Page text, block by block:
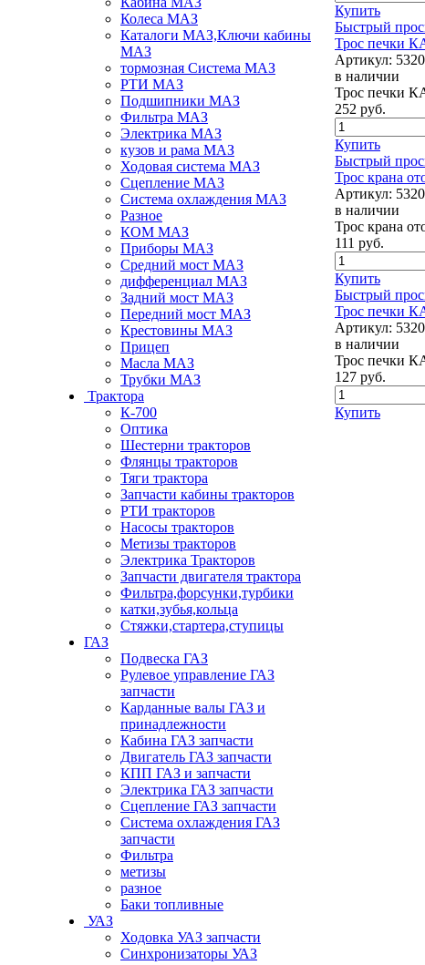
Колеса МАЗ
Каталоги МАЗ,Ключи кабины
МАЗ
тормозная Система МАЗ
РТИ МАЗ
Подшипники МАЗ
Фильтра МАЗ
Электрика МАЗ
кузов и рама МАЗ
Ходовая система МАЗ
Сцепление МАЗ
Система охлаждения МАЗ
Разное
КОМ МАЗ
Приборы МАЗ
Средний мост МАЗ
дифференциал МАЗ
Задний мост МАЗ
Передний мост МАЗ
Крестовины МАЗ
Прицеп
Масла МАЗ
Трубки МАЗ
Трактора
К-700
Оптика
Шестерни тракторов
Флянцы тракторов
Тяги трактора
Запчасти кабины тракторов
РТИ тракторов
Насосы тракторов
Метизы тракторов
Электрика Тракторов
Запчасти двигателя трактора
Фильтра,форсунки,турбики
катки,зубья,кольца
Стяжки,стартера,ступицы
ГАЗ
Подвеска ГАЗ
Рулевое управление ГАЗ
запчасти
Карданные валы ГАЗ и
принадлежности
Кабина ГАЗ запчасти
Двигатель ГАЗ запчасти
КПП ГАЗ и запчасти
Электрика ГАЗ запчасти
Сцепление ГАЗ запчасти
Система охлаждения ГАЗ
запчасти
Фильтра
метизы
разное
Баки топливные
УАЗ
Ходовка УАЗ запчасти
Синхронизаторы УАЗ
Купить
Быстрый
Трос печки
Артикул:
в наличии
Трос печки
252 руб.
Купить
Быстрый
Трос крана
Артикул:
в наличии
Трос крана
111 руб.
Купить
Быстрый
Трос печки
Артикул:
в наличии
Трос печки
127 руб.
Купить